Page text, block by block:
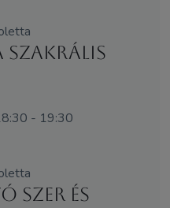
Szakrális
- 19:30
Szer és